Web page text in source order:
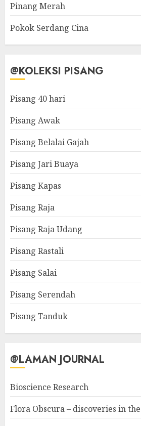
Pinang Merah
Pokok Serdang Cina
@KOLEKSI PISANG
Pisang 40 hari
Pisang Awak
Pisang Belalai Gajah
Pisang Jari Buaya
Pisang Kapas
Pisang Raja
Pisang Raja Udang
Pisang Rastali
Pisang Salai
Pisang Serendah
Pisang Tanduk
@LAMAN JOURNAL
Bioscience Research
Flora Obscura – discoveries in